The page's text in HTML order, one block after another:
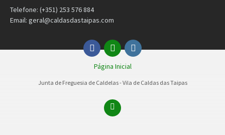
Telefone: (+351) 253 576 884
Email: geral@caldasdastaipas.com
Facebook
EmailInstagram
Página Inicial
Junta de Freguesia de Caldelas - Vila de Caldas das Taipas